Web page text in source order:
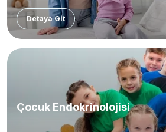
Detaya Git
Çocuk Endokrinolojisi